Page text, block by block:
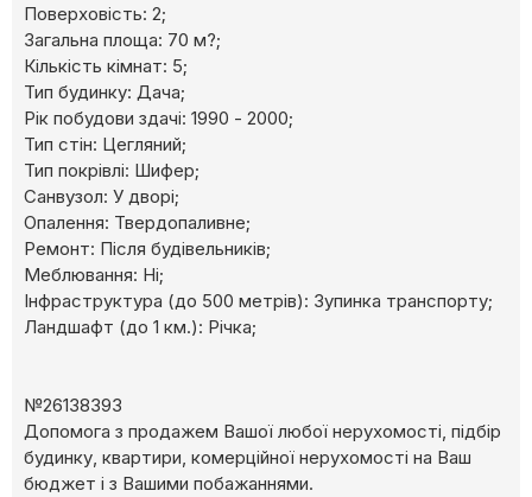
Поверховість: 2;
Загальна площа: 70 м?;
Кількість кімнат: 5;
Тип будинку: Дача;
Рік побудови здачі: 1990 - 2000;
Тип стін: Цегляний;
Тип покрівлі: Шифер;
Cанвузол: У дворі;
Опалення: Твердопаливне;
Ремонт: Після будівельників;
Меблювання: Ні;
Інфраструктура (до 500 метрів): Зупинка транспорту;
Ландшафт (до 1 км.): Річка;
№26138393
Допомога з продажем Вашої любої нерухомості, підбір
будинку, квартири, комерційної нерухомості на Ваш
бюджет і з Вашими побажаннями.